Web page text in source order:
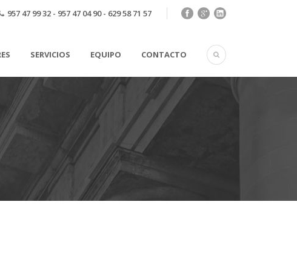
957 47 99 32 - 957 47 04 90 - 629 58 71 57
SERVICIOS EQUIPO CONTACTO